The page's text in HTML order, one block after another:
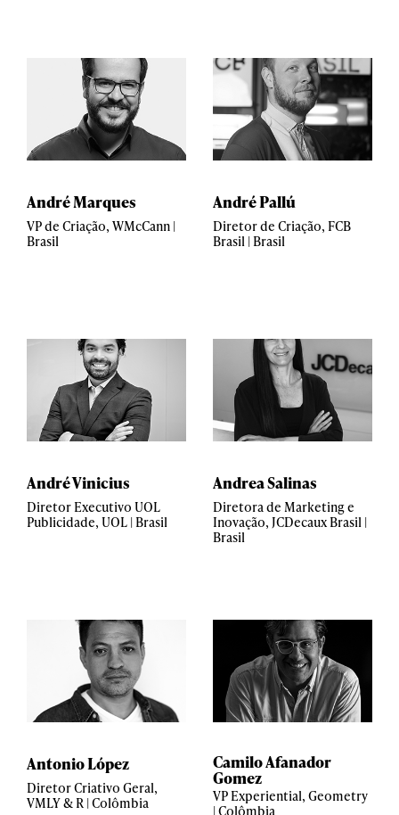
André Marques
VP de Criação, WMcCann |
Brasil
André Pallú
Diretor de Criação, FCB
Brasil | Brasil
André Vinicius
Diretor Executivo UOL
Publicidade, UOL | Brasil
Andrea Salinas
Diretora de Marketing e
Inovação, JCDecaux Brasil |
Brasil
Antonio López
Diretor Criativo Geral,
VMLY & R | Colômbia
Camilo Afanador
Gomez
VP Experiential, Geometry
| Colômbia